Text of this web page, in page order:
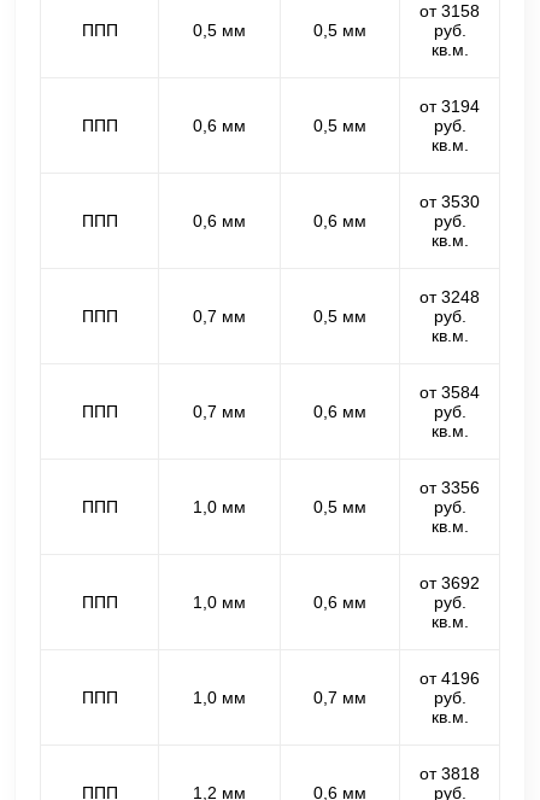
ППП 0,5 мм 0,5 мм
от 3158
руб.
кв.м.
ППП 0,6 мм 0,5 мм
от 3194
руб.
кв.м.
ППП 0,6 мм 0,6 мм
от 3530
руб.
кв.м.
ППП 0,7 мм 0,5 мм
от 3248
руб.
кв.м.
ППП 0,7 мм 0,6 мм
от 3584
руб.
кв.м.
ППП 1,0 мм 0,5 мм
от 3356
руб.
кв.м.
ППП 1,0 мм 0,6 мм
от 3692
руб.
кв.м.
ППП 1,0 мм 0,7 мм
от 4196
руб.
кв.м.
ППП 1,2 мм 0,6 мм
от 3818
руб.